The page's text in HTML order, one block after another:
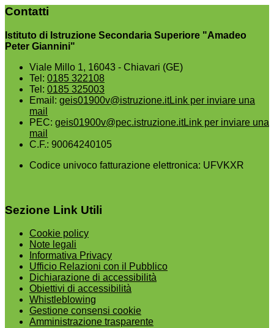
Contatti
Istituto di Istruzione Secondaria Superiore "Amadeo
Peter Giannini"
Viale Millo 1, 16043 - Chiavari (GE)
Tel: 0185 322108
Tel: 0185 325003
Email: geis01900v@istruzione.itLink per inviare una
mail
PEC: geis01900v@pec.istruzione.itLink per inviare una
mail
C.F.: 90064240105
Codice univoco fatturazione elettronica: UFVKXR
Sezione Link Utili
Cookie policy
Note legali
Informativa Privacy
Ufficio Relazioni con il Pubblico
Dichiarazione di accessibilità
Obiettivi di accessibilità
Whistleblowing
Gestione consensi cookie
Amministrazione trasparente